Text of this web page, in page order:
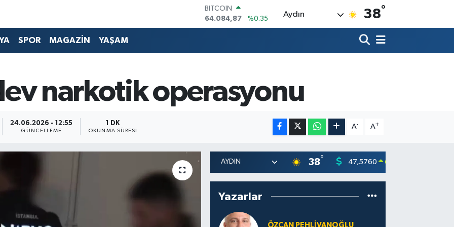
DOLAR
47,5760
%0.1
EURO
BİST100
13.647
%-30
Aydın 38°
SPOR MAGAZİN YAŞAM
narkotik operasyonu
24.06.2026 - 12:55
GÜNCELLEME
1 DK
OKUNMA SÜRESI
A- A+
38° 47,5760 0.1
Yazarlar
ÖZCAN PEHLIVANOĞLU